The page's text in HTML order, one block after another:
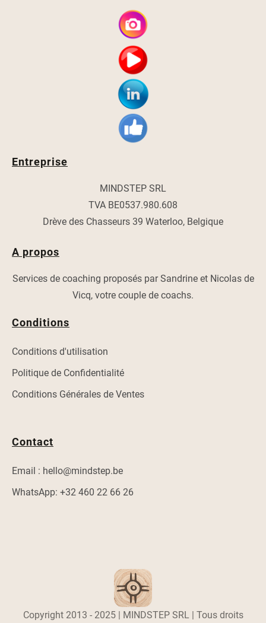
Entreprise
MINDSTEP SRL
TVA BE0537.980.608
Drève des Chasseurs 39 Waterloo, Belgique
A propos
Services de coaching proposés par Sandrine et Nicolas de
Vicq, votre couple de coachs.
Conditions
Conditions d'utilisation
Politique de Confidentialité
Conditions Générales de Ventes
Contact
Email : hello@mindstep.be
WhatsApp: +32 460 22 66 26
Copyright 2013 - 2025 | MINDSTEP SRL | Tous droits